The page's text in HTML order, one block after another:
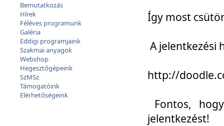
Bemutatkozás
Hírek
Féléves programunk
Galéria
Eddigi programjaink
Szakmai anyagok
Webshop
Hegesztőgépeink
SzMSz
Támogatóink
Elérhetőségeink
Így most
A jelentkezési
http://
Fontos,
jelentkezést!